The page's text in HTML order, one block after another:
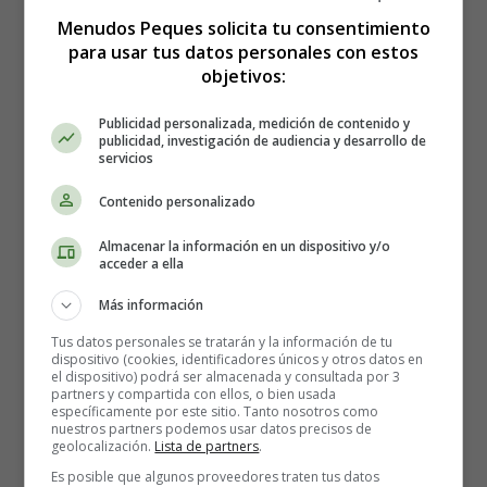
La Escherichia coli es una especie bacteriana que
vive en el interior del intestino grueso. Ciertas cepas de
tipo de intoxicación alimentaria que puede ser
de bacteria que puede contaminar el agua y produce una
severa y vómitos como síntomas principales. La
calcula que entre 1,3 y 4,0 millones de personas
desarrollan el cólera cada año en todo el mundo, lo que
provoca entre 21 000 y 143 000 muertes. La enfermedad
se presenta en brotes, a menudo debido a la
contaminación de los suministros de agua y alimentos. La
Menudos Peques solicita tu consentimiento
para usar tus datos personales con estos
objetivos:
Publicidad personalizada, medición de contenido y
publicidad, investigación de audiencia y desarrollo de
servicios
Contenido personalizado
Almacenar la información en un dispositivo y/o
acceder a ella
Más información
Tus datos personales se tratarán y la información de tu
dispositivo (cookies, identificadores únicos y otros datos en
el dispositivo) podrá ser almacenada y consultada por 3
partners y compartida con ellos, o bien usada
específicamente por este sitio. Tanto nosotros como
nuestros partners podemos usar datos precisos de
geolocalización. Lista de partners.
Es posible que algunos proveedores traten tus datos